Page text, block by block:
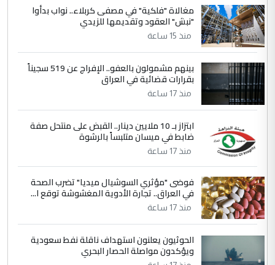
حيدر عاشور
التعليق : تحياتي لك استاذ حامدتركان. كلام
دقيق ومسؤول؛ فالاستثمار الحقيقي للإنسان
وثروات البلد يعتمد على الكفاءة ...
الموضوع :
بين الإهمال واغتصاب الأرض.. بلاد
الرافدين تعاني الجفاف والتصحر!!
التعليق : هذه الزيارة تنفع لبنان، دون الشعب
العراقي، الذي احترق بحر الصيف، في حين
حكومة الزيدي ...
الموضوع :
نواف سلام في بغداد.. "الفيول" مقابل
تصدير النفط العراقي
مغالاة "فلكية" في مصفى كربلاء.. نواب بدأوا
"نبش" العقود وتقديمها للزيدي
منذ 15 ساعة
بينهم مشمولون بالعفو.. الإفراج عن 519 سجيناً
بقرارات قضائية في العراق
منذ 17 ساعة
ابتزاز بـ 10 ملايين دينار.. القبض على منتحل صفة
ضابط في ميسان متلبساً بالرشوة
منذ 17 ساعة
فوضى "مؤثري السوشيال ميديا" تضرب الصحة
في العراق.. تجارة الأدوية المغشوشة توقع ا...
منذ 17 ساعة
الحوثيون يعلنون استهداف ناقلة نفط سعودية
ويؤكدون مواصلة الحصار البحري